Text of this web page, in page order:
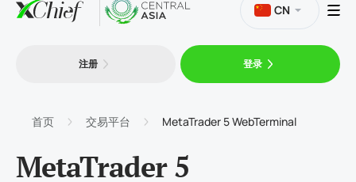
平台
工具
CN
注册 登录
首页 交易平台 MetaTrader 5 WebTerminal
MetaTrader 5